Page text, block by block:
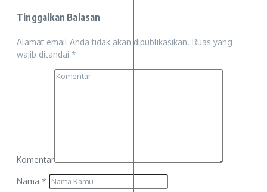
Tinggalkan Balasan
Alamat email Anda tidak akan dipublikasikan. Ruas yang
wajib ditandai *
Komentar
Nama *